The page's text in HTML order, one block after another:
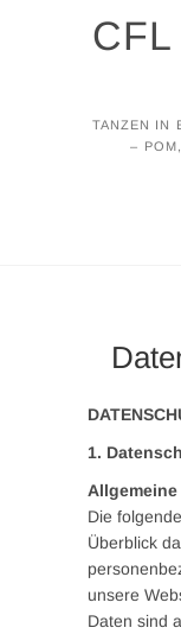
TANZEN IN
–
1.
Die
Überblick
unsere
Daten sind